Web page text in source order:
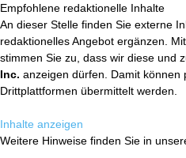
Empfohlene redaktionelle Inhalte
An dieser Stelle finden Sie externe
redaktionelles Angebot ergänzen.
stimmen Sie zu, dass wir diese und
Inc. anzeigen dürfen. Damit können
Drittplattformen übermittelt werden.
Inhalte anzeigen
Weitere Hinweise finden Sie in